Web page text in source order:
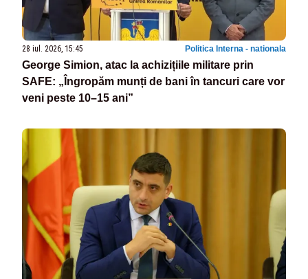
28 iul. 2026, 15:45 Politica Interna - nationala
George Simion, atac la achizițiile militare prin
SAFE: „Îngropăm munți de bani în tancuri care vor
veni peste 10–15 ani”